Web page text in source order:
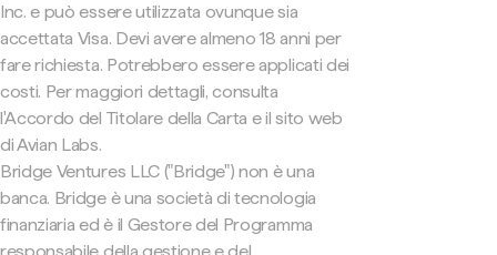
Inc. e può essere utilizzata ovunque sia
accettata Visa. Devi avere almeno 18 anni per
fare richiesta. Potrebbero essere applicati dei
costi. Per maggiori dettagli, consulta
l'Accordo del Titolare della Carta e il sito web
di Avian Labs.
Bridge Ventures LLC ("Bridge") non è una
banca. Bridge è una società di tecnologia
finanziaria ed è il Gestore del Programma